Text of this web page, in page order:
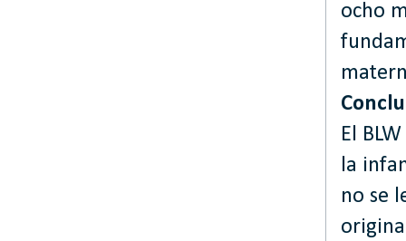
ocho
El
la
no se